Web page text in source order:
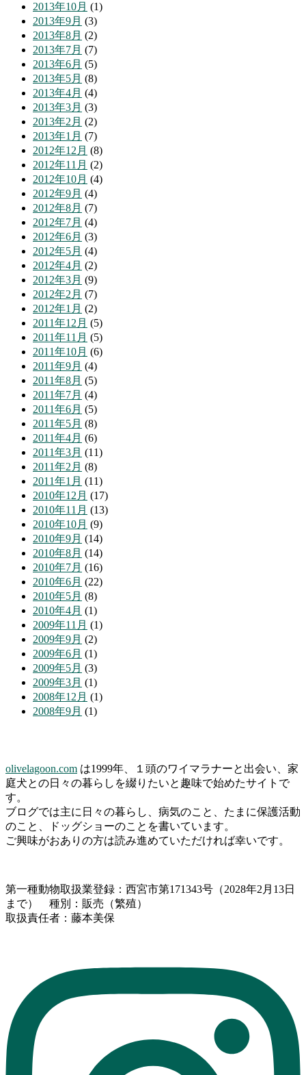
2013年10月 (1)
2013年9月 (3)
2013年8月 (2)
2013年7月 (7)
2013年6月 (5)
2013年5月 (8)
2013年4月 (4)
2013年3月 (3)
2013年2月 (2)
2013年1月 (7)
2012年12月 (8)
2012年11月 (2)
2012年10月 (4)
2012年9月 (4)
2012年8月 (7)
2012年7月 (4)
2012年6月 (3)
2012年5月 (4)
2012年4月 (2)
2012年3月 (9)
2012年2月 (7)
2012年1月 (2)
2011年12月 (5)
2011年11月 (5)
2011年10月 (6)
2011年9月 (4)
2011年8月 (5)
2011年7月 (4)
2011年6月 (5)
2011年5月 (8)
2011年4月 (6)
2011年3月 (11)
2011年2月 (8)
2011年1月 (11)
2010年12月 (17)
2010年11月 (13)
2010年10月 (9)
2010年9月 (14)
2010年8月 (14)
2010年7月 (16)
2010年6月 (22)
2010年5月 (8)
2010年4月 (1)
2009年11月 (1)
2009年9月 (2)
2009年6月 (1)
2009年5月 (3)
2009年3月 (1)
2008年12月 (1)
2008年9月 (1)
olivelagoon.com は1999年、１頭のワイマラナーと出会い、家
庭犬との日々の暮らしを綴りたいと趣味で始めたサイトで
す。
ブログでは主に日々の暮らし、病気のこと、たまに保護活動
のこと、ドッグショーのことを書いています。
ご興味がおありの方は読み進めていただければ幸いです。
第一種動物取扱業登録：西宮市第171343号（2028年2月13日
まで） 種別：販売（繁殖）
取扱責任者：藤本美保